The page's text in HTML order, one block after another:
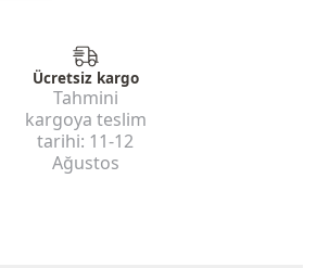
Ücretsiz kargo
Tahmini
kargoya teslim
tarihi: 11-12
Ağustos